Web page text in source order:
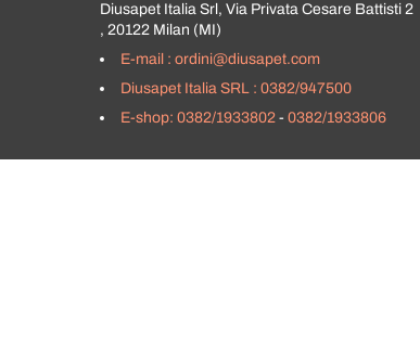
Diusapet Italia Srl, Via Privata Cesare Battisti 2
, 20122 Milan (MI)
E-mail : ordini@diusapet.com
Diusapet Italia SRL : 0382/947500
E-shop: 0382/1933802 -0382/1933806